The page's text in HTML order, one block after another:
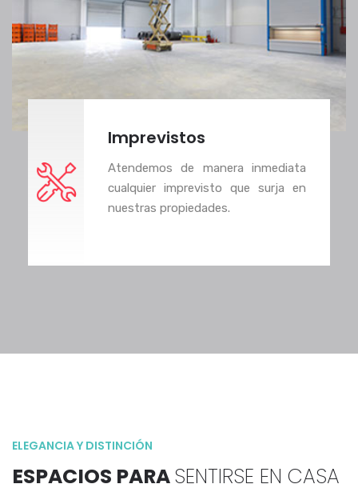
Imprevistos
Atendemos de manera inmediata
cualquier imprevisto que surja en
nuestras propiedades.
ELEGANCIA Y DISTINCIÓN
ESPACIOS PARASENTIRSE EN CASA